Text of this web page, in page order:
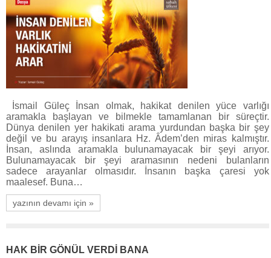
İsmail Güleç İnsan olmak, hakikat denilen yüce varlığı
aramakla başlayan ve bilmekle tamamlanan bir süreçtir.
Dünya denilen yer hakikati arama yurdundan başka bir şey
değil ve bu arayış insanlara Hz. Âdem’den miras kalmıştır.
İnsan, aslında aramakla bulunamayacak bir şeyi arıyor.
Bulunamayacak bir şeyi aramasının nedeni bulanların
sadece arayanlar olmasıdır. İnsanın başka çaresi yok
maalesef. Buna…
yazının devamı için »
HAK BİR GÖNÜL VERDİ BANA